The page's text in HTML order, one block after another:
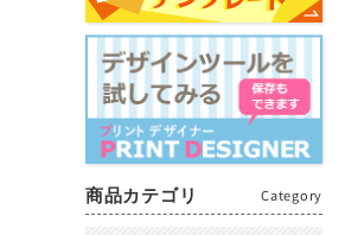
商品カテゴリ Category